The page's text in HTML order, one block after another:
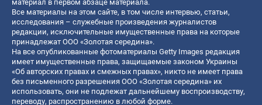
материал в первом абзаце материала.
Все материалы на этом сайте, в том числе интервью, статьи,
исследования – служебные произведения журналистов
редакции, исключительные имущественные права на которые
принадлежат ООО «Золотая середина».
На все опубликованные фотоматериалы Getty Images редакция
имеет имущественные права, защищаемые законом Украины
«Об авторских правах и смежных правах», никто не имеет права
без письменного разрешения ООО «Золотая середина» их
использовать, они не подлежат дальнейшему воспроизводству,
переводу, распространению в любой форме.